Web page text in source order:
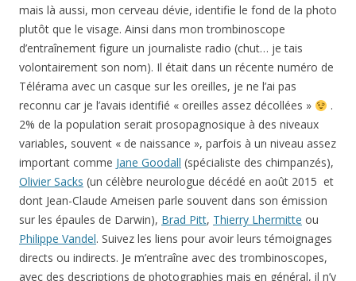
mais là aussi, mon cerveau dévie, identifie le fond de la photo
plutôt que le visage. Ainsi dans mon trombinoscope
d’entraînement figure un journaliste radio (chut… je tais
volontairement son nom). Il était dans un récente numéro de
Télérama avec un casque sur les oreilles, je ne l’ai pas
reconnu car je l’avais identifié « oreilles assez décollées »
.
2% de la population serait prosopagnosique à des niveaux
variables, souvent « de naissance », parfois à un niveau assez
important comme Jane Goodall (spécialiste des chimpanzés),
Olivier Sacks (un célèbre neurologue décédé en août 2015 et
dont Jean-Claude Ameisen parle souvent dans son émission
sur les épaules de Darwin), Brad Pitt, Thierry Lhermitte ou
Philippe Vandel. Suivez les liens pour avoir leurs témoignages
directs ou indirects. Je m’entraîne avec des trombinoscopes,
avec des descriptions de photographies mais en général, il n’y